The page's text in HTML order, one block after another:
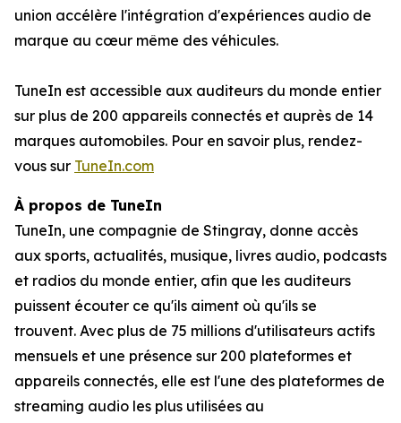
union accélère l'intégration d'expériences audio de
marque au cœur même des véhicules.
TuneIn est accessible aux auditeurs du monde entier
sur plus de 200 appareils connectés et auprès de 14
marques automobiles. Pour en savoir plus, rendez-
vous sur TuneIn.com
À propos de TuneIn
TuneIn, une compagnie de Stingray, donne accès
aux sports, actualités, musique, livres audio, podcasts
et radios du monde entier, afin que les auditeurs
puissent écouter ce qu'ils aiment où qu'ils se
trouvent. Avec plus de 75 millions d'utilisateurs actifs
mensuels et une présence sur 200 plateformes et
appareils connectés, elle est l'une des plateformes de
streaming audio les plus utilisées au